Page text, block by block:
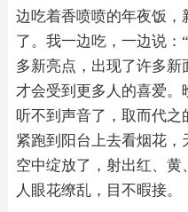
边吃着香喷喷的年夜饭
了。我一边吃，一边说：
多新亮点，出现了许多新
才会受到更多人的喜爱
听不到声音了，取而代
紧跑到阳台上去看烟花
空中绽放了，射出红、
人眼花缭乱，目不暇接。